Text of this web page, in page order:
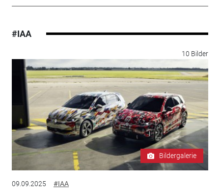
#IAA
10 Bilder
Bildergalerie
09.09.2025 #IAA